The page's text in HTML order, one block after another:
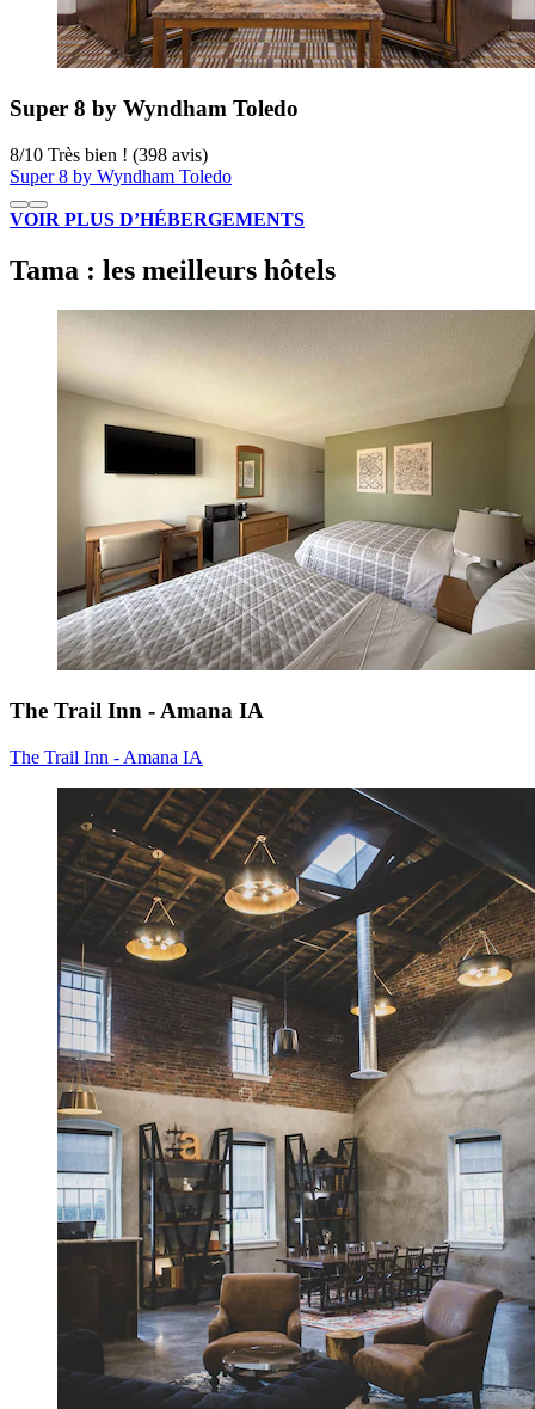
Super 8 by Wyndham Toledo
8/10 Très bien ! (398 avis)
Super 8 by Wyndham Toledo
VOIR PLUS D’HÉBERGEMENTS
Tama : les meilleurs hôtels
The Trail Inn - Amana IA
The Trail Inn - Amana IA